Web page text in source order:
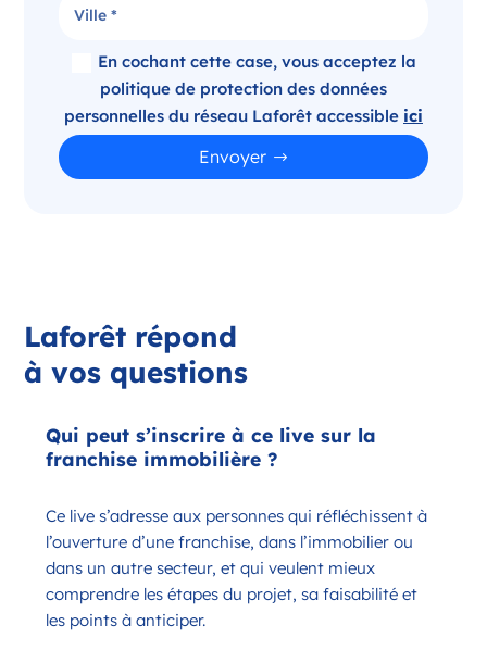
En cochant cette case, vous acceptez la
politique de protection des données
personnelles du réseau Laforêt accessible ici
Envoyer
Laforêt répond
à vos questions
Qui peut s’inscrire à ce live sur la
franchise immobilière ?
Ce live s’adresse aux personnes qui réfléchissent à
l’ouverture d’une franchise, dans l’immobilier ou
dans un autre secteur, et qui veulent mieux
comprendre les étapes du projet, sa faisabilité et
les points à anticiper.